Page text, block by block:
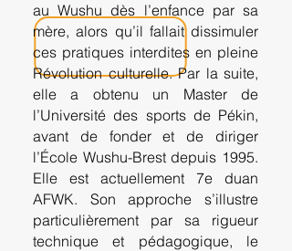
au Wushu dès l’enfance par sa
mère, alors qu’il fallait dissimuler
ces pratiques interdites en pleine
Révolution culturelle. Par la suite,
elle a obtenu un Master de
l’Université des sports de Pékin,
avant de fonder et de diriger
l’École Wushu-Brest depuis 1995.
Elle est actuellement 7e duan
AFWK. Son approche s’illustre
particulièrement par sa rigueur
technique et pédagogique, le